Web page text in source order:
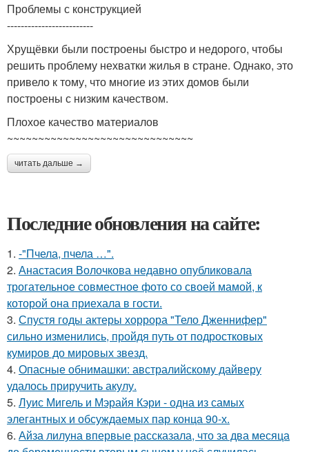
Проблемы с конструкцией
-------------------------
Хрущёвки были построены быстро и недорого, чтобы
решить проблему нехватки жилья в стране. Однако, это
привело к тому, что многие из этих домов были
построены с низким качеством.
Плохое качество материалов
~~~~~~~~~~~~~~~~~~~~~~~~~~~~~~
читать дальше →
Последние обновления на сайте:
1. -"Пчела, пчела …".
2. Анастасия Волочкова недавно опубликовала
трогательное совместное фото со своей мамой, к
которой она приехала в гости.
3. Спустя годы актеры хоррора "Тело Дженнифер"
сильно изменились, пройдя путь от подростковых
кумиров до мировых звезд.
4. Опасные обнимашки: австралийскому дайверу
удалось приручить акулу.
5. Луис Мигель и Мэрайя Кэри - одна из самых
элегантных и обсуждаемых пар конца 90-х.
6. Айза лилуна впервые рассказала, что за два месяца